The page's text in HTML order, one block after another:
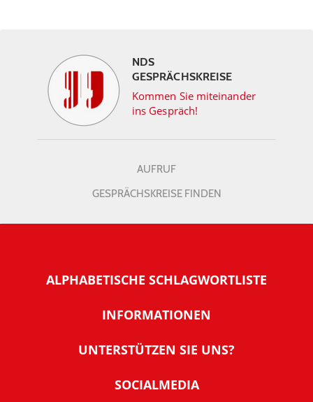
NDS
GESPRÄCHSKREISE
Kommen Sie miteinander
ins Gespräch!
AUFRUF
GESPRÄCHSKREISE FINDEN
ALPHABETISCHE SCHLAGWORTLISTE
INFORMATIONEN
Warum NachDenkSeiten
Tipps zur Nutzung der NachDenkSeiten
UNTERSTÜTZEN SIE UNS?
SOCIALMEDIA